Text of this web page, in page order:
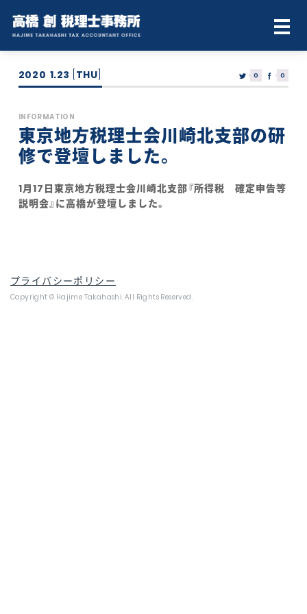
2020 1.23 THU 0 0
INFORMATION
東京地方税理士会川崎北支部の研
修で登壇しました。
1月17日東京地方税理士会川崎北支部『所得税 確定申告等
説明会』に高橋が登壇しました。
プライバシーポリシー
Copyright © Hajime Takahashi. All Rights Reserved.